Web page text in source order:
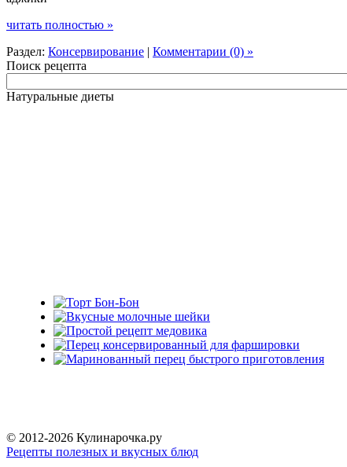
читать полностью »
Раздел: Консервирование | Комментарии (0) »
Поиск рецепта
Натуральные диеты
© 2012-2026 Кулинарочка.ру
Рецепты полезных и вкусных блюд